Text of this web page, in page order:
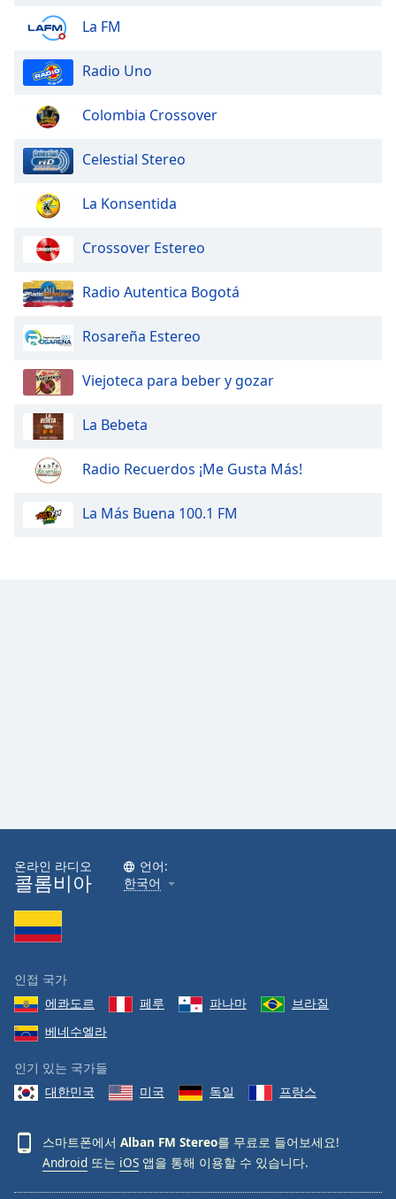
La FM
Radio Uno
Colombia Crossover
Celestial Stereo
La Konsentida
Crossover Estereo
Radio Autentica Bogotá
Rosareña Estereo
Viejoteca para beber y gozar
La Bebeta
Radio Recuerdos ¡Me Gusta Más!
La Más Buena 100.1 FM
온라인 라디오
콜롬비아
언어:
한국어
인접 국가
에콰도르
페루 파나마
브라질
베네수엘라
인기 있는 국가들
대한민국
미국 독일 프랑스
스마트폰에서 Alban FM Stereo를 무료로 들어보세요!
Android 또는 iOS 앱을 통해 이용할 수 있습니다.